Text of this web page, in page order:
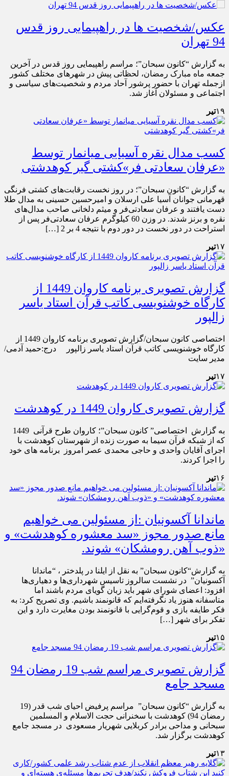
عکس/شخصیت ها در راهپیمایی روز قدس
94 تهران
به گزارش “کانون سبحان”؛ مراسم راهپیمایی روز قدس در آخرین
جمعه ماه مبارک رمضان، لحظاتی پیش در شهرهای مختلف کشور
ازجمله تهران با حضور پرشور آحاد مردم و شخصیت‌های سیاسی و
اجتماعی و مسئولان آغاز شد.
۱۹تیر
کسب مدال نقره آسیایی میانمار توسط
«عرفان سعادتی فر»کشتی گیر کوهدشتی
به گزارش “کانون سبحان”؛ در روز نخست رقابت‌های کشتی فرنگی
قهرمانی جوانان آسیا علی ارسلان و امیرحسین حسینی به مدال طلا
دست یافتند و عرفان سعادتی‌فر و میثم دلخانی صاحب مدال‌های
نقره و برنز شدند. در وزن 60 کیلوگرم عرفان سعادتی‌فر پس از
استراحت در دور نخست در دور دوم با نتیجه 4 بر 2 […]
۱۷تیر
گزارش تصویری برنامه کاروان 1449 از
کارگاه خوشنویسی کاتب قرآن استاد یاسر
زالپور
اختصاصی کانون سبحان/گزارش تصویری برنامه کاروان 1449 از
کارگاه خوشنویسی کاتب قرآن استاد یاسر زالپور درج:حمید آدمی/
مدیر سایت
۱۷تیر
گزارش تصویری کاروان 1449 در کوهدشت
که از شبکه قرآن سیما به صورت زنده از شهرستان کوهدشت با
اجرای آقایان واحدی و حاجی محمدی عصر امروز برنامه های خود
را اجرا کردند.
۱۶تیر
ماندانا آکسونیان :از مسئولین می خواهیم
مانع صدور مجوز «سد معشوره کوهدشت» و
«ذوب آهن رومشکان» شوند.
به گزارش“کانون سبحان” به نقل از ایلنا در پلدختر ، “ماندانا
آکسونیان” در نشست سالروز تاسیس شهرداری‌ها و دهیاری‌ها
افزود: اعضای شورای شهر باید زبان گویای مردم باشند اما
متاسفانه هنوز یاد نگرفته‌ایم که قانونمند باشیم. وی تصریح کرد: به
فکر طایفه بازی و قوم‌گرایی با قانونمند بودن مغایرت دارد و این
تفکر برای شهر […]
۱۵تیر
گزارش تصویری مراسم شب 19 رمضان 94
مسجد جامع
به گزارش “کانون سبحان” مراسم پرفیض احیای شب قدر (19
رمضان 94) کوهدشت با سخنرانی حجت الاسلام و المسلمین
سبحانی و مداحی برادر کربلایی شهریار مسعودی در مسجد جامع
کوهدشت برگزار شد.
۱۳تیر